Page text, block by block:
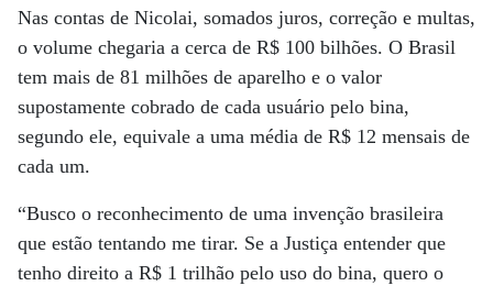
Nas contas de Nicolai, somados juros, correção e multas,
o volume chegaria a cerca de R$ 100 bilhões. O Brasil
tem mais de 81 milhões de aparelho e o valor
supostamente cobrado de cada usuário pelo bina,
segundo ele, equivale a uma média de R$ 12 mensais de
cada um.
“Busco o reconhecimento de uma invenção brasileira
que estão tentando me tirar. Se a Justiça entender que
tenho direito a R$ 1 trilhão pelo uso do bina, quero o